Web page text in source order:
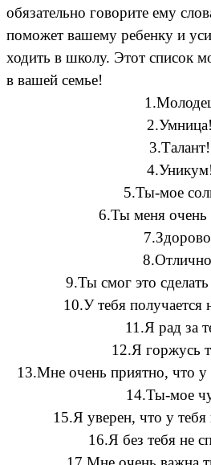
обязательно говорите ему
поможет вашему ребенку и
ходить в школу. Этот список
в вашей семье!
2.Умница!
3.Талант!
5.Ты-мое
6.Ты меня очень
9.Ты смог это
10.У тебя получается
11.Я рад за
12.Я горжусь
13.Мне очень приятно, что у
14.Ты-мое
15.Я уверен, что у тебя
16.Я без тебя не